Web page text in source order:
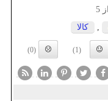
از 5
, كالا
(1)
(0)